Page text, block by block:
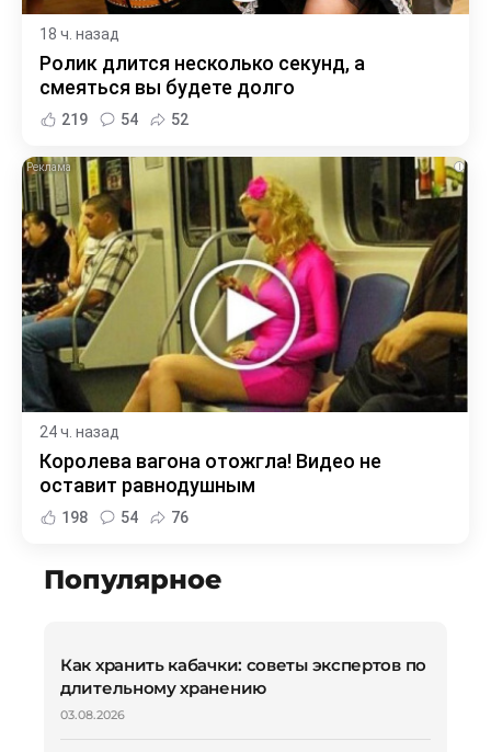
18 ч. назад
Ролик длится несколько секунд, а
смеяться вы будете долго
219 54 52
i
24 ч. назад
Королева вагона отожгла! Видео не
оставит равнодушным
198 54 76
Популярное
Как хранить кабачки: советы экспертов по
длительному хранению
03.08.2026